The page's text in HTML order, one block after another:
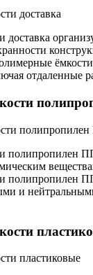
отдаленные
полипропилен
полипропилен
и